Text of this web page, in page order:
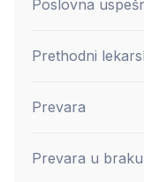
Poslovna
Prethodni
Prevara
Prevara u